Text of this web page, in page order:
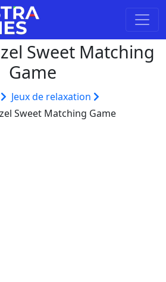
Sweet Matching
Game
Jeux de relaxation
Sweet Matching Game